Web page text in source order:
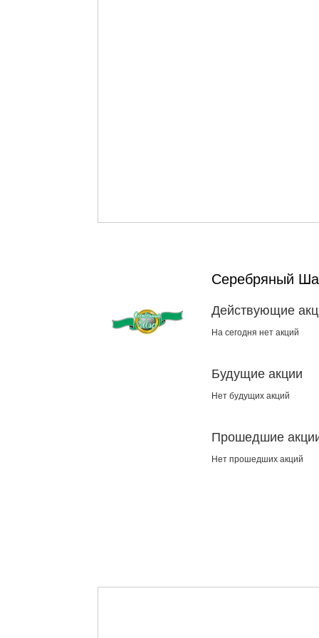
Серебряный
Действующие
На сегодня нет акций
Будущие акции
Нет будущих акций
Прошедшие
Нет прошедших акций